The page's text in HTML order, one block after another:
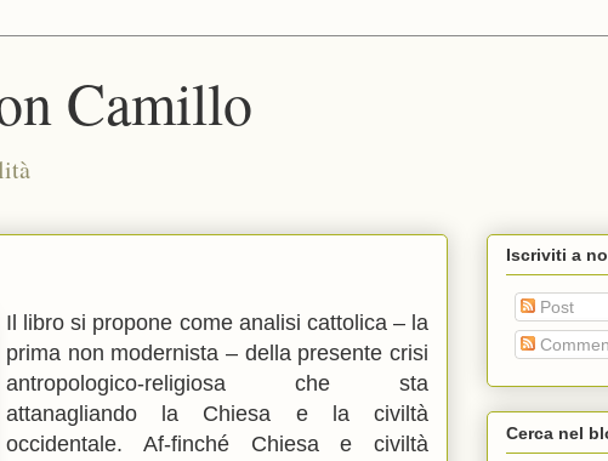
Camillo
Il libro si propone come analisi cattolica – la
prima non modernista – della presente crisi
antropologico-religiosa che sta
attanagliando la Chiesa e la civiltà
occidentale. Af-finché Chiesa e civiltà
Iscriviti a
Post
Cerca nel